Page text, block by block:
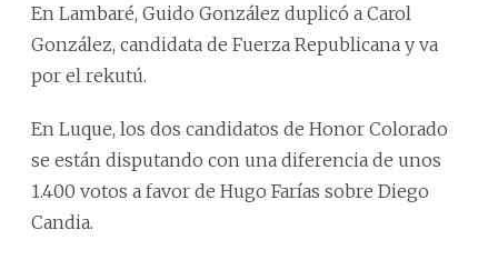
En Lambaré, Guido González duplicó a Carol
González, candidata de Fuerza Republicana y va
por el rekutú.
En Luque, los dos candidatos de Honor Colorado
se están disputando con una diferencia de unos
1.400 votos a favor de Hugo Farías sobre Diego
Candia.